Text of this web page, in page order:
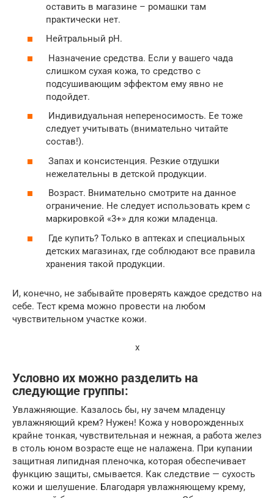
оставить в магазине – ромашки там
практически нет.
Нейтральный рН.
Назначение средства. Если у вашего чада
слишком сухая кожа, то средство с
подсушивающим эффектом ему явно не
подойдет.
Индивидуальная непереносимость. Ее тоже
следует учитывать (внимательно читайте
состав!).
Запах и консистенция. Резкие отдушки
нежелательны в детской продукции.
Возраст. Внимательно смотрите на данное
ограничение. Не следует использовать крем с
маркировкой «3+» для кожи младенца.
Где купить? Только в аптеках и специальных
детских магазинах, где соблюдают все правила
хранения такой продукции.
И, конечно, не забывайте проверять каждое средство на
себе. Тест крема можно провести на любом
чувствительном участке кожи.
x
Условно их можно разделить на
следующие группы:
Увлажняющие. Казалось бы, ну зачем младенцу
увлажняющий крем? Нужен! Кожа у новорожденных
крайне тонкая, чувствительная и нежная, а работа желез
в столь юном возрасте еще не налажена. При купании
защитная липидная пленочка, которая обеспечивает
функцию защиты, смывается. Как следствие — сухость
кожи и шелушение. Благодаря увлажняющему крему,